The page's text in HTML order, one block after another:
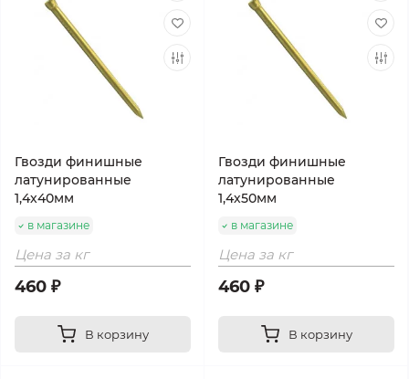
Гвозди финишные
латунированные
1,4х40мм
в магазине
Цена за кг
460 ₽
В корзину
Гвозди финишные
латунированные
1,4х50мм
в магазине
Цена за кг
460 ₽
В корзину